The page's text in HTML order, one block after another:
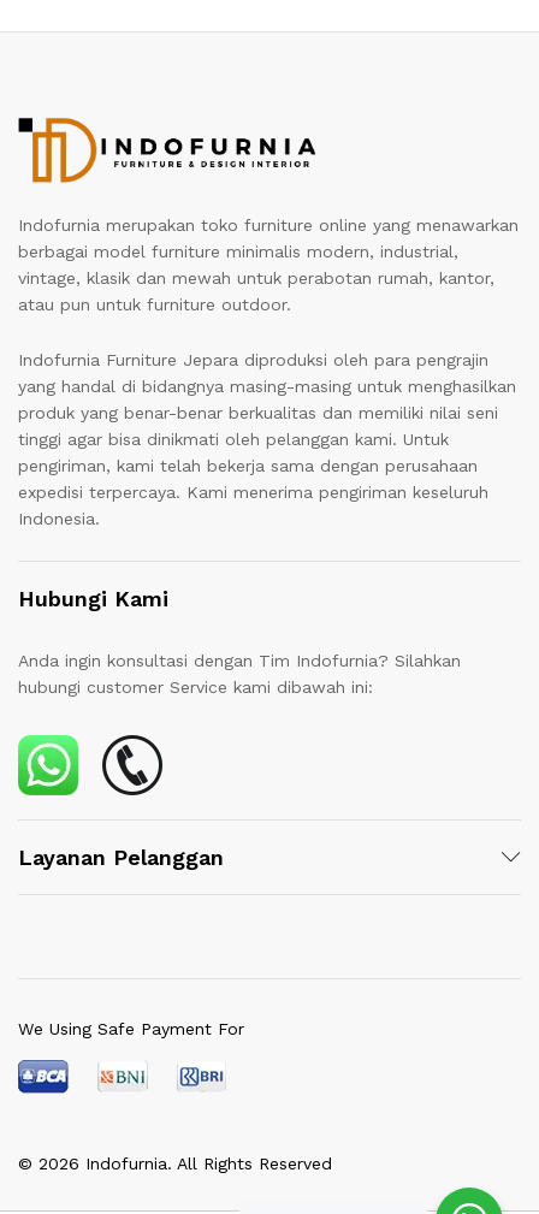
Indofurnia merupakan toko furniture online yang menawarkan
berbagai model furniture minimalis modern, industrial,
vintage, klasik dan mewah untuk perabotan rumah, kantor,
atau pun untuk furniture outdoor.
Indofurnia Furniture Jepara diproduksi oleh para pengrajin
yang handal di bidangnya masing-masing untuk menghasilkan
produk yang benar-benar berkualitas dan memiliki nilai seni
tinggi agar bisa dinikmati oleh pelanggan kami. Untuk
pengiriman, kami telah bekerja sama dengan perusahaan
expedisi terpercaya. Kami menerima pengiriman keseluruh
Indonesia.
Hubungi Kami
Anda ingin konsultasi dengan Tim Indofurnia? Silahkan
hubungi customer Service kami dibawah ini:
Layanan Pelanggan
© 2026 Indofurnia. All Rights Reserved
We Using Safe Payment For